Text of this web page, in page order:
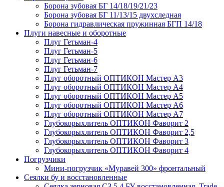
Борона зубовая БГ 14/18/19/21/23
Борона зубовая БГ 11/13/15 двухследная
Борона гидравлическая пружинная БГП 14/18
Плуги навесные и оборотные
Плуг Гетьман-4
Плуг Гетьман-5
Плуг Гетьман-6
Плуг Гетьман-7
Плуг оборотный ОПТИКОН Мастер А3
Плуг оборотный ОПТИКОН Мастер А4
Плуг оборотный ОПТИКОН Мастер А5
Плуг оборотный ОПТИКОН Мастер А6
Плуг оборотный ОПТИКОН Мастер А7
Глубокорыхлитель ОПТИКОН Фаворит 2
Глубокорыхлитель ОПТИКОН Фаворит 2,5
Глубокорыхлитель ОПТИКОН Фаворит 3
Глубокорыхлитель ОПТИКОН Фаворит 4
Погрузчики
Мини-погрузчик «Муравей 300» фронтальный
Сеялки бу и восстановленные